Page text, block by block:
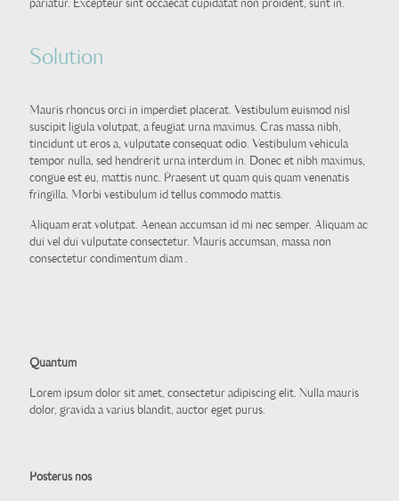
pariatur. Excepteur sint occaecat cupidatat non proident, sunt in.
Solution
Mauris rhoncus orci in imperdiet placerat. Vestibulum euismod nisl
suscipit ligula volutpat, a feugiat urna maximus. Cras massa nibh,
tincidunt ut eros a, vulputate consequat odio. Vestibulum vehicula
tempor nulla, sed hendrerit urna interdum in. Donec et nibh maximus,
congue est eu, mattis nunc. Praesent ut quam quis quam venenatis
fringilla. Morbi vestibulum id tellus commodo mattis.
Aliquam erat volutpat. Aenean accumsan id mi nec semper. Aliquam ac
dui vel dui vulputate consectetur. Mauris accumsan, massa non
consectetur condimentum diam .
Quantum
Lorem ipsum dolor sit amet, consectetur adipiscing elit. Nulla mauris
dolor, gravida a varius blandit, auctor eget purus.
Posterus nos